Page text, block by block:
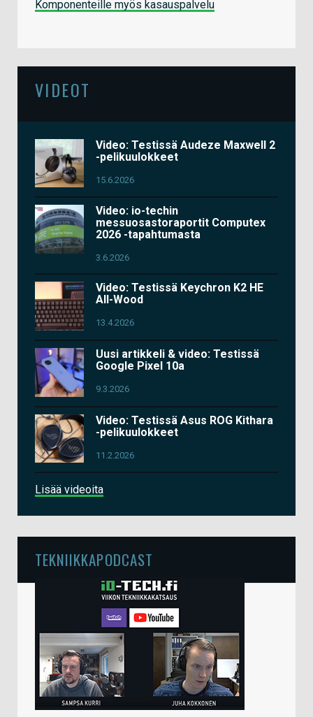
Komponenteille myös kasauspalvelu
VIDEOT
Video: Testissä Audeze Maxwell 2
-pelikuulokkeet
15.6.2026
Video: io-techin
messuosastoraportit Computex
2026 -tapahtumasta
3.6.2026
Video: Testissä Keychron K2 HE
All-Wood
13.4.2026
Uusi artikkeli & video: Testissä
Google Pixel 10a
9.3.2026
Video: Testissä Asus ROG Kithara
-pelikuulokkeet
11.2.2026
Lisää videoita
TEKNIIKKAPODCAST